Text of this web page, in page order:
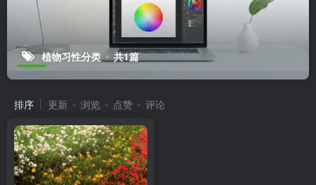
植物习性分类 共1篇
排序 更新 浏览 点赞 评论